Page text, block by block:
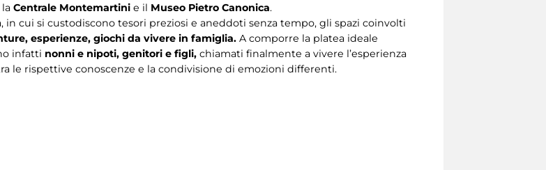
la Centrale Montemartini e il Museo Pietro Canonica.
cui si custodiscono tesori preziosi e aneddoti senza tempo, gli spazi coinvolti
esperienze, giochi da vivere in famiglia. A comporre la platea ideale
infatti nonni e nipoti, genitori e figli, chiamati finalmente a vivere l’esperienza
le rispettive conoscenze e la condivisione di emozioni differenti.